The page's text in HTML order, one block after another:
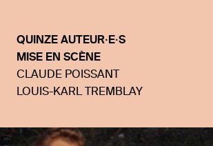
QUINZE AUTEUR·E·S
MISE EN SCÈNE
CLAUDE POISSANT
LOUIS-KARL TREMBLAY